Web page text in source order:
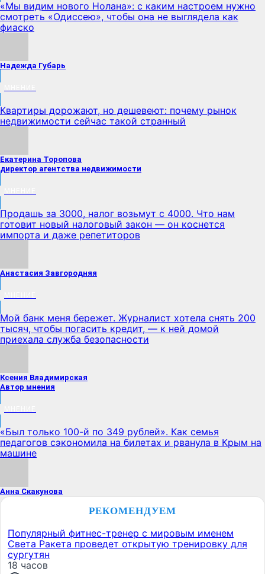
«Мы видим нового Нолана»: с каким настроем нужно
смотреть «Одиссею», чтобы она не выглядела как
фиаско
Надежда Губарь
Квартиры дорожают, но дешевеют: почему рынок
недвижимости сейчас такой странный
Екатерина Торопова
директор агентства недвижимости
Продашь за 3000, налог возьмут с 4000. Что нам
готовит новый налоговый закон — он коснется
импорта и даже репетиторов
Анастасия Завгородняя
Мой банк меня бережет. Журналист хотела снять 200
тысяч, чтобы погасить кредит, — к ней домой
приехала служба безопасности
Ксения Владимирская
Автор мнения
«Был только 100-й по 349 рублей». Как семья
педагогов сэкономила на билетах и рванула в Крым на
машине
Анна Скакунова
РЕКОМЕНДУЕМ
Популярный фитнес-тренер с мировым именем
Света Ракета проведет открытую тренировку для
сургутян
18 часов